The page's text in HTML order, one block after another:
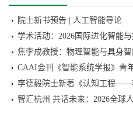
院士新书预告 | 人工智能导论
学术活动：2026国际进化智能
焦李成教授：物理智能与具身
CAAI会刊《智能系统学报》青
李德毅院士新著《认知工程——
智汇杭州 共话未来：2026全球